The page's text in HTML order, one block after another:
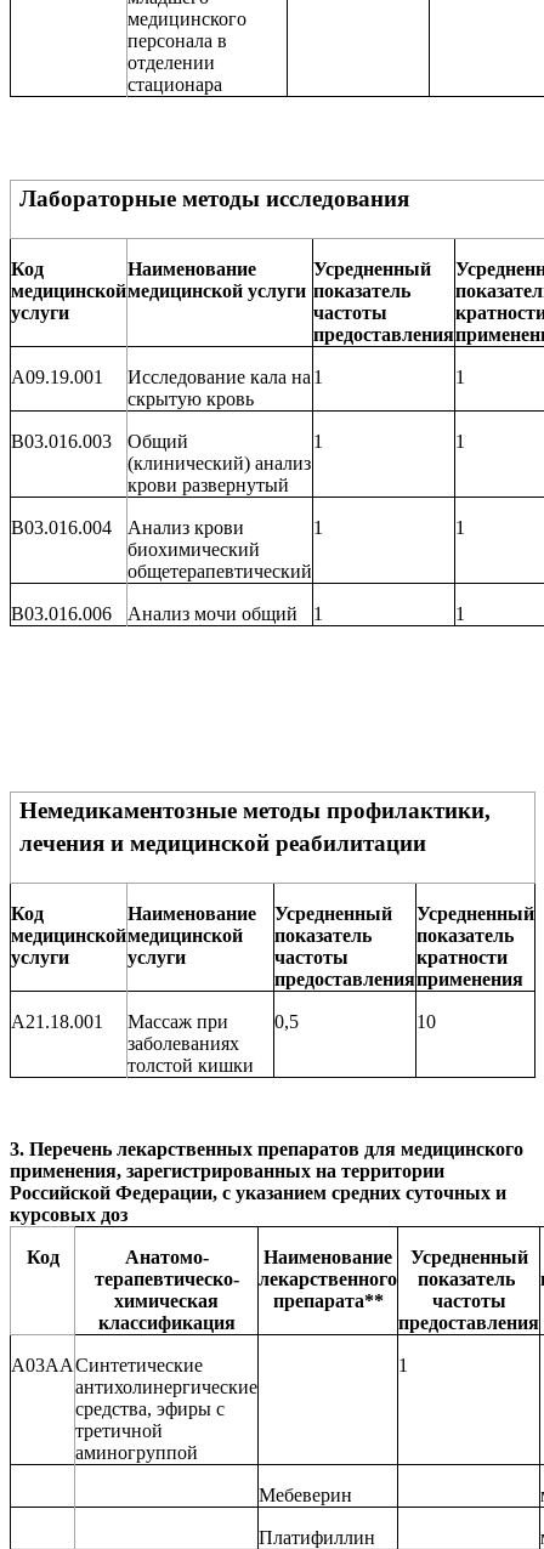
медицинского
персонала в
отделении
стационара
Лабораторные методы исследования
Код
медицинской
услуги
Наименование
медицинской услуги
Усредненный
показатель
частоты
предоставления
A09.19.001
Исследование кала на
скрытую кровь
1 1
B03.016.003
Общий
(клинический) анализ
крови развернутый
1 1
B03.016.004
Анализ крови
биохимический
общетерапевтический
1 1
B03.016.006 Анализ мочи общий 1 1
Немедикаментозные методы профилактики,
лечения и медицинской реабилитации
Код
медицинской
услуги
Наименование
медицинской
услуги
Усредненный
показатель
частоты
предоставления
Усредненный
показатель
кратности
применения
A21.18.001
Массаж при
заболеваниях
толстой кишки
0,5 10
3. Перечень лекарственных препаратов для медицинского
применения, зарегистрированных на территории
Российской Федерации, с указанием средних суточных и
курсовых доз
Код
Анатомо-
терапевтическо-
химическая
классификация
Наименование
лекарственного
препарата**
Усредненный
показатель
частоты
предоставления
A03AAСинтетические
антихолинергические
средства, эфиры с
третичной
аминогруппой
1
Мебеверин
Платифиллин